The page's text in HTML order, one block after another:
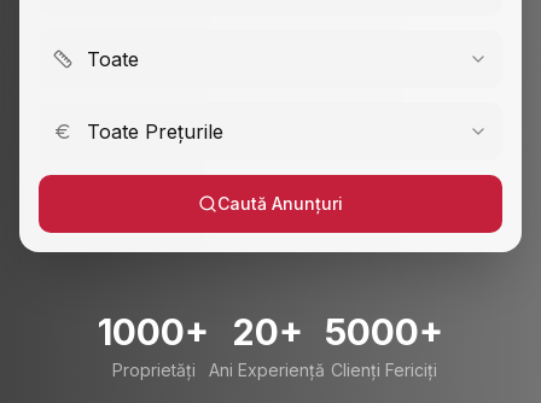
Toate
Toate Prețurile
Caută Anunțuri
1000+
Proprietăți
20+
Ani Experiență
5000+
Clienți Fericiți